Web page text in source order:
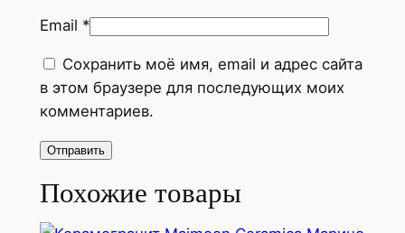
a
Г
л
о
и
А
к
Email *
Сохранить моё имя, email и адрес сайта
в этом браузере для последующих моих
комментариев.
Похожие товары